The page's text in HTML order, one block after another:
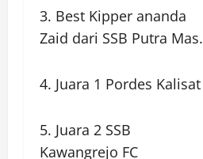
3. Best Kipper ananda
Zaid dari SSB Putra Mas.
4. Juara 1 Pordes Kalisat
5. Juara 2 SSB
Kawangrejo FC